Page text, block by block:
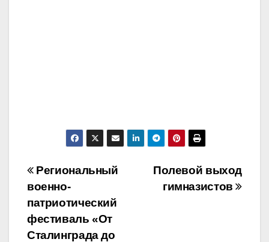
Навигация
по
записям
Полевой выход
гимназистов
Региональный
военно-
патриотический
фестиваль «От
Сталинграда до